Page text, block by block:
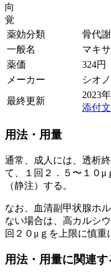
向
覚
薬効分類
骨代
一般名
マキ
薬価
324円
メーカー
シオ
最終更新
2023
添付
用法・用量
通常、成人には、透析
て、１回２．５〜１０μ
（静注）する。
なお、血清副甲状腺ホ
ない場合は、高カルシ
回２０μｇを上限に慎重
用法・用量に関連